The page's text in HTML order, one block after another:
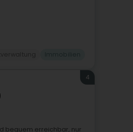
4
bequem erreichbar, nur